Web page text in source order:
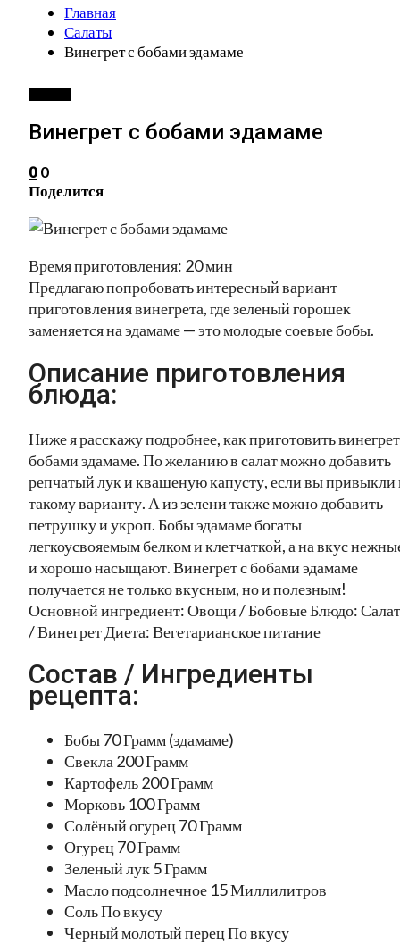
Главная
Салаты
Винегрет с бобами эдамаме
Винегрет с бобами эдамаме
0 0
Поделится
Время приготовления: 20 мин
Предлагаю попробовать интересный вариант
приготовления винегрета, где зеленый горошек
заменяется на эдамаме — это молодые соевые бобы.
Описание приготовления
блюда:
Ниже я расскажу подробнее, как приготовить
бобами эдамаме. По желанию в салат можно добавить
репчатый лук и квашеную капусту, если вы привыкли
такому варианту. А из зелени также можно добавить
петрушку и укроп. Бобы эдамаме богаты
легкоусвояемым белком и клетчаткой, а на вкус
и хорошо насыщают. Винегрет с бобами эдамаме
получается не только вкусным, но и полезным!
Основной ингредиент: Овощи / Бобовые Блюдо:
/ Винегрет Диета: Вегетарианское питание
Состав / Ингредиенты
рецепта:
Бобы 70 Грамм (эдамаме)
Свекла 200 Грамм
Картофель 200 Грамм
Морковь 100 Грамм
Солёный огурец 70 Грамм
Огурец 70 Грамм
Зеленый лук 5 Грамм
Масло подсолнечное 15 Миллилитров
Соль По вкусу
Черный молотый перец По вкусу